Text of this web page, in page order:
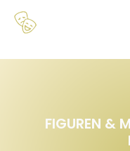
Zum Hauptinhalt
FIGUREN &